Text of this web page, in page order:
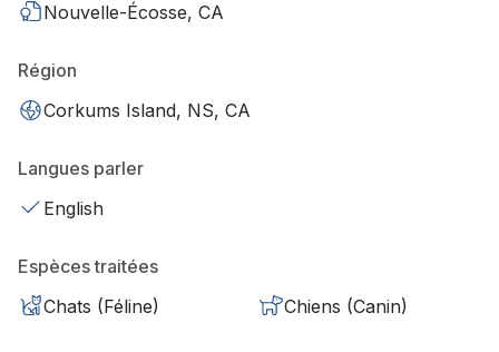
Nouvelle-Écosse, CA
Région
Corkums Island, NS, CA
Langues parler
English
Espèces traitées
Chats (Féline)
Chiens (Canin)